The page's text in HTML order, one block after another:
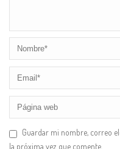
Guardar mi nombre, correo
la próxima vez que comente.